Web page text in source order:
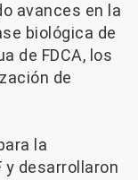
avances en la
biológica de
de FDCA, los
de
la
y desarrollaron